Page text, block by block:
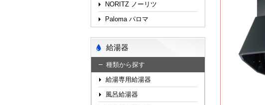
NORITZ ノーリツ
Paloma パロマ
給湯器
種類から探す
給湯専用給湯器
風呂給湯器